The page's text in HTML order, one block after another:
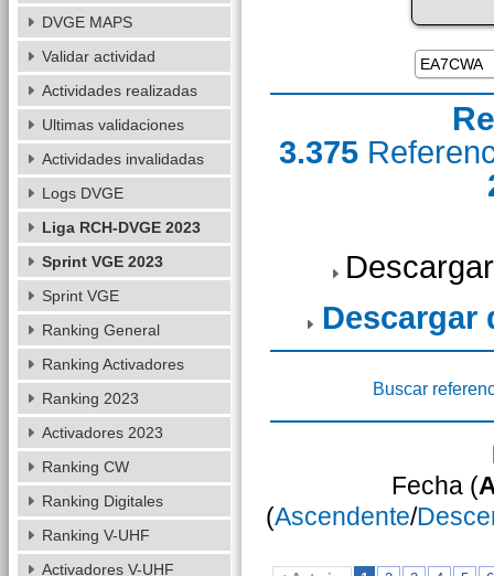
3.375
Descargar
Buscar
Fecha (
(Ascendente/
DVGE MAPS
Validar actividad
Actividades realizadas
Ultimas validaciones
Actividades invalidadas
Logs DVGE
Liga RCH-DVGE 2023
Sprint VGE 2023
Sprint VGE
Ranking General
Ranking Activadores
Ranking 2023
Activadores 2023
Ranking CW
Ranking Digitales
Ranking V-UHF
Activadores V-UHF